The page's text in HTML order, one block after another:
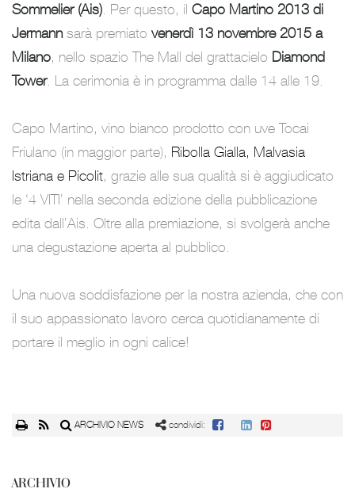
Sommelier (Ais) . Per questo, il Capo Martino 2013 di
Jermann sarà premiato venerdì 13 novembre 2015 a
Milano, nello spazioThe Mall del grattacielo Diamond
Tower. La cerimonia è in programma dalle 14 alle 19.
Capo Martino, vino bianco prodotto con uve Tocai
Friulano (in maggior parte), Ribolla Gialla, Malvasia
Istriana e Picolit, grazie alle sua qualità si è aggiudicato
le ‘4 VITI’ nella seconda edizione della pubblicazione
edita dall’Ais. Oltre alla premiazione, si svolgerà anche
una degustazione aperta al pubblico.
Una nuova soddisfazione per la nostra azienda, che con
il suo appassionato lavoro cerca quotidianamente di
portare il meglio in ogni calice!
ARCHIVIO NEWS condividi:
ARCHIVIO